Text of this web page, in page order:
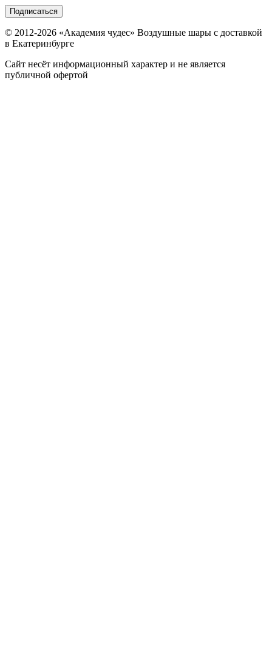
Подписаться
© 2012-2026 «Академия чудес» Воздушные шары с доставкой
в Екатеринбурге
Сайт несёт информационный характер и не является
публичной офертой